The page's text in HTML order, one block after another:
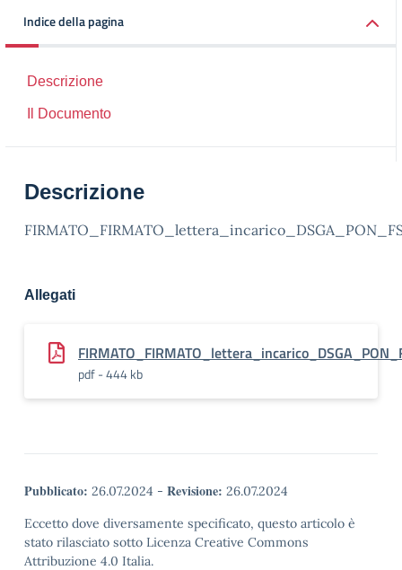
Indice della pagina
Descrizione
Il Documento
Descrizione
Allegati
pdf - 444 kb
Pubblicato: 26.07.2024 - Revisione: 26.07.2024
Eccetto dove diversamente specificato, questo articolo è
stato rilasciato sotto Licenza Creative Commons
Attribuzione 4.0 Italia.